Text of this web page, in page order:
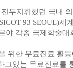
두지휘했던 국내
93 SEOUL)세
야 각종 국제학술대
위한 무료진료 활
고있는 무료진료를